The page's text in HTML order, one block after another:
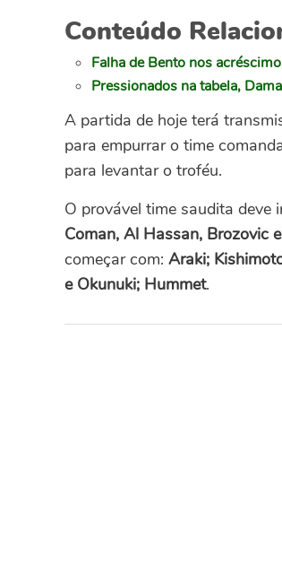
Conteúdo
Falha de Bento nos
Pressionados na tabela,
A partida de hoje terá
para empurrar o time
para levantar o troféu.
O provável time saudita deve
Coman, Al Hassan, Brozovic
começar com: Araki;
e Okunuki; Hummet.